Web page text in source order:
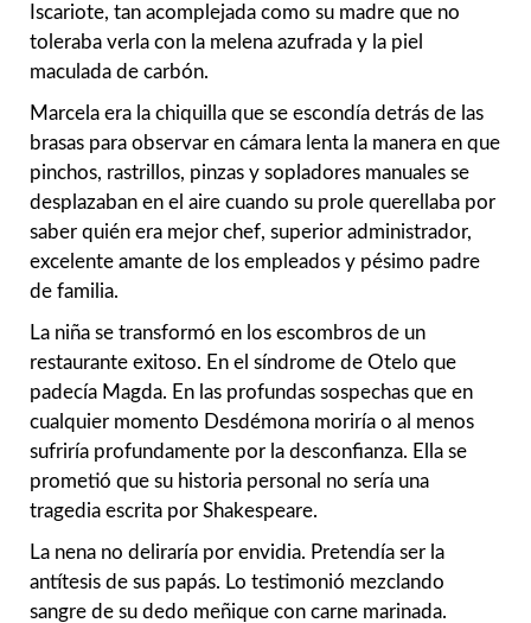
Iscariote, tan acomplejada como su madre que no
toleraba verla con la melena azufrada y la piel
maculada de carbón.
Marcela era la chiquilla que se escondía detrás de las
brasas para observar en cámara lenta la manera en que
pinchos, rastrillos, pinzas y sopladores manuales se
desplazaban en el aire cuando su prole querellaba por
saber quién era mejor chef, superior administrador,
excelente amante de los empleados y pésimo padre
de familia.
La niña se transformó en los escombros de un
restaurante exitoso. En el síndrome de Otelo que
padecía Magda. En las profundas sospechas que en
cualquier momento Desdémona moriría o al menos
sufriría profundamente por la desconfianza. Ella se
prometió que su historia personal no sería una
tragedia escrita por Shakespeare.
La nena no deliraría por envidia. Pretendía ser la
antítesis de sus papás. Lo testimonió mezclando
sangre de su dedo meñique con carne marinada.